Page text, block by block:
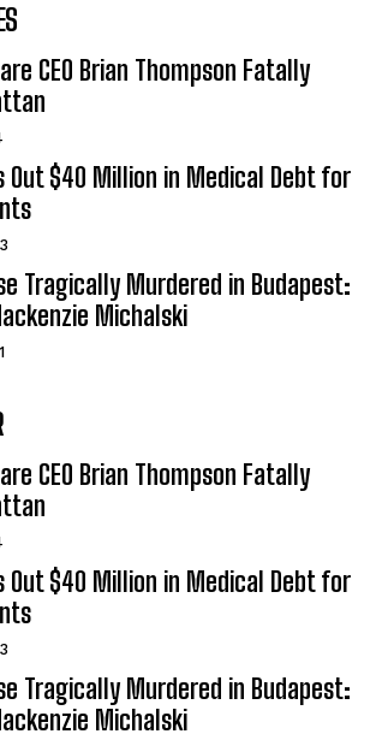
CEO Brian Thompson Fatally
Out $40 Million in Medical Debt for
Tragically Murdered in Budapest:
Michalski
CEO Brian Thompson Fatally
Out $40 Million in Medical Debt for
Tragically Murdered in Budapest:
Michalski